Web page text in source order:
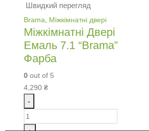
Швидкий перегляд
Brama Міжкімнатні двері
Міжкімнатні Двері
Емаль 7.1 “Brama”
Фарба
0 out of 5
4,290 ₴
-